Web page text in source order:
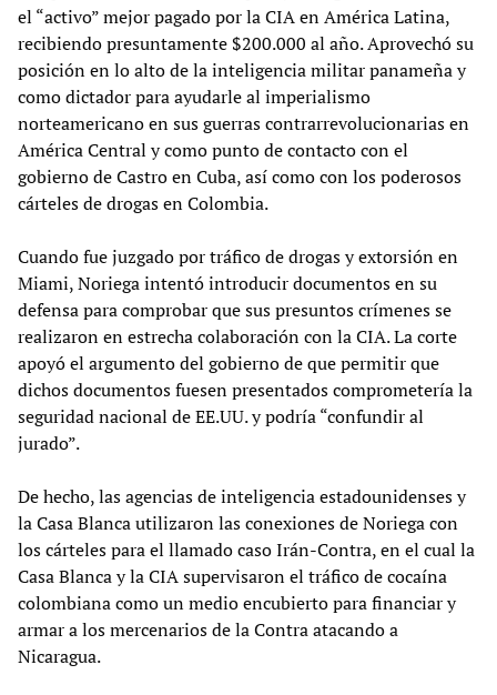
el “activo” mejor pagado por la CIA en América Latina,
recibiendo presuntamente $200.000 al año. Aprovechó su
posición en lo alto de la inteligencia militar panameña y
como dictador para ayudarle al imperialismo
norteamericano en sus guerras contrarrevolucionarias en
América Central y como punto de contacto con el
gobierno de Castro en Cuba, así como con los poderosos
cárteles de drogas en Colombia.
Cuando fue juzgado por tráfico de drogas y extorsión en
Miami, Noriega intentó introducir documentos en su
defensa para comprobar que sus presuntos crímenes se
realizaron en estrecha colaboración con la CIA. La corte
apoyó el argumento del gobierno de que permitir que
dichos documentos fuesen presentados comprometería la
seguridad nacional de EE.UU. y podría “confundir al
jurado”.
De hecho, las agencias de inteligencia estadounidenses y
la Casa Blanca utilizaron las conexiones de Noriega con
los cárteles para el llamado caso Irán-Contra, en el cual la
Casa Blanca y la CIA supervisaron el tráfico de cocaína
colombiana como un medio encubierto para financiar y
armar a los mercenarios de la Contra atacando a
Nicaragua.